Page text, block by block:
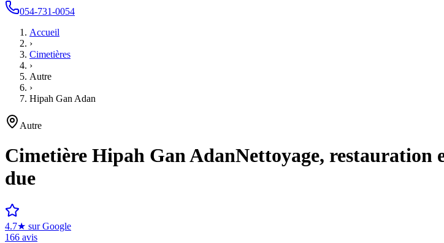
054-731-0054
Accueil
›
Cimetières
›
Autre
›
Hipah Gan Adan
Autre
Cimetière Hipah Gan AdanNettoyage, restauration
due
4.7★ sur Google
166 avis